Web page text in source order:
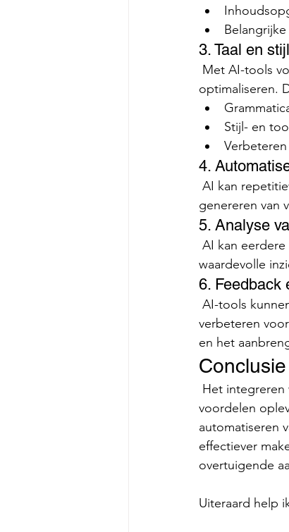
3. Taal en
optimaliseren.
Stijl- en
4.
genereren van
5. Analyse
waardevolle
6. Feedback
verbeteren
en het
Conclusie
voordelen
automatiseren
effectiever
overtuigende
Uiteraard help